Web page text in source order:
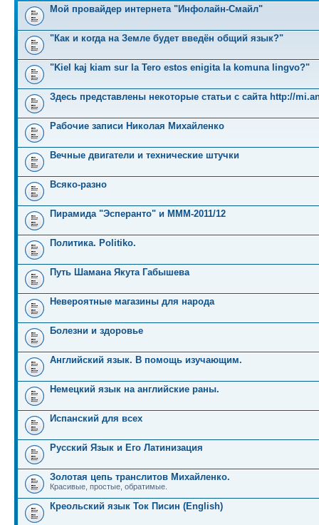
Мой провайдер интернета "Инфолайн-Смайл"
"Как и когда на Земле будет введён общий язык?"
"Kiel kaj kiam sur la Tero estos enigita la komuna lingvo?"
Здесь представлены некоторые статьи с сайта http://
Рабочие записи Николая Михайленко
Вечные двигатели и технические штучки
Всяко-разно
Пирамида "Эсперанто" и MMM-2011/12
Политика. Politiko.
Путь Шамана Якута Габышева
Невероятные магазины для народа
Болезни и здоровье
Английский язык. В помощь изучающим.
Немецкий язык на английские раны.
Испанский для всех
Русский Язык и Его Латинизация
Золотая цепь транслитов Михайленко.
Красивые, простые, обратимые.
Креольский язык Ток Писин (English)